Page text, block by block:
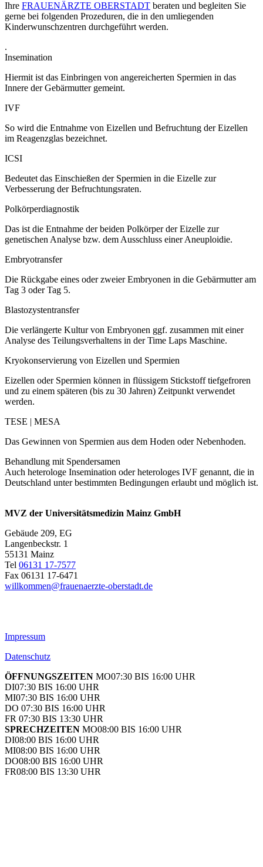
Ihre FRAUENÄRZTE OBERSTADT beraten und begleiten Sie
gerne bei folgenden Prozeduren, die in den umliegenden
Kinderwunschzentren durchgeführt werden.
.
Insemination
Hiermit ist das Einbringen von angereicherten Spermien in das
Innere der Gebärmutter gemeint.
IVF
So wird die Entnahme von Eizellen und Befruchtung der Eizellen
im Reagenzglas bezeichnet.
ICSI
Bedeutet das Einschießen der Spermien in die Eizelle zur
Verbesserung der Befruchtungsraten.
Polkörperdiagnostik
Das ist die Entnahme der beiden Polkörper der Eizelle zur
genetischen Analyse bzw. dem Ausschluss einer Aneuploidie.
Embryotransfer
Die Rückgabe eines oder zweier Embryonen in die Gebärmutter am
Tag 3 oder Tag 5.
Blastozystentransfer
Die verlängerte Kultur von Embryonen ggf. zusammen mit einer
Analyse des Teilungsverhaltens in der Time Laps Maschine.
Kryokonservierung von Eizellen und Spermien
Eizellen oder Spermien können in flüssigem Stickstoff tiefgefroren
und zu einem späteren (bis zu 30 Jahren) Zeitpunkt verwendet
werden.
TESE | MESA
Das Gewinnen von Spermien aus dem Hoden oder Nebenhoden.
Behandlung mit Spendersamen
Auch heterologe Insemination oder heterologes IVF genannt, die in
Deutschland unter bestimmten Bedingungen erlaubt und möglich ist.
MVZ der Universitätsmedizin Mainz GmbH
Gebäude 209, EG
Langenbeckstr. 1
55131 Mainz
Tel 06131 17-7577
Fax 06131 17-6471
willkommen@frauenaerzte-oberstadt.de
Impressum
Datenschutz
ÖFFNUNGSZEITEN MO07:30 BIS 16:00 UHR
DI07:30 BIS 16:00 UHR
MI07:30 BIS 16:00 UHR
DO 07:30 BIS 16:00 UHR
FR 07:30 BIS 13:30 UHR
SPRECHZEITEN MO08:00 BIS 16:00 UHR
DI08:00 BIS 16:00 UHR
MI08:00 BIS 16:00 UHR
DO08:00 BIS 16:00 UHR
FR08:00 BIS 13:30 UHR